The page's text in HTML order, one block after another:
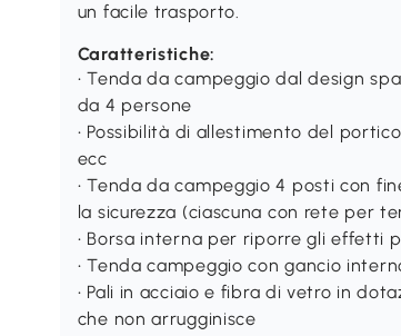
un facile trasporto.
Caratteristiche:
• Tenda da campeggio dal design
da 4 persone
• Possibilità di allestimento del
ecc
• Tenda da campeggio 4 posti con
la sicurezza (ciascuna con rete per
• Borsa interna per riporre gli effetti
• Tenda campeggio con gancio
• Pali in acciaio e fibra di vetro in
che non arrugginisce